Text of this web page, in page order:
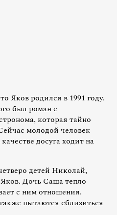
Яков родился в 1991 году.
был роман с
которая тайно
молодой человек
досуга ходит на
детей Николай,
Дочь Саша тепло
с ним отношения.
пытаются сблизиться